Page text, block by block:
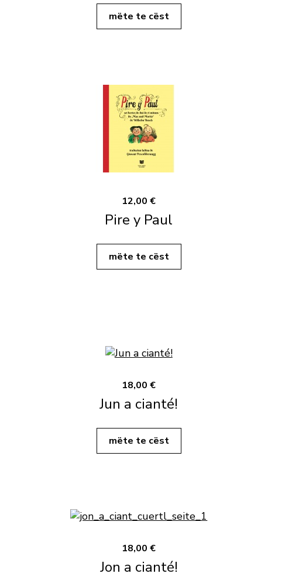
mëte te cëst
12,00 €
Pire y Paul
mëte te cëst
18,00 €
Jun a cianté!
mëte te cëst
18,00 €
Jon a cianté!